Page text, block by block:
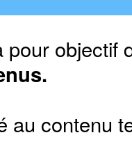
pour
au contenu